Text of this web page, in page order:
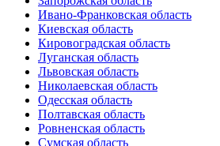
Ивано-Франковская область
Киевская область
Кировоградская область
Луганская область
Львовская область
Николаевская область
Одесская область
Полтавская область
Ровненская область
Сумская область